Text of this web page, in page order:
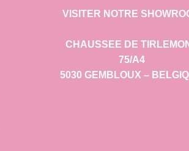
VISITER NOTRE
CHAUSSEE DE
75/A4
5030 GEMBLOUX –